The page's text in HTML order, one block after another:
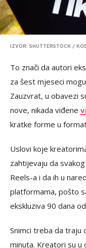
IZVOR: SHUTTERSTOCK /
To znači da autori
za šest mjeseci
Zauzvrat, u obavezi
nove, nikada viđene
kratke forme u
Uslovi koje
zahtijevaju da
Reels-a i da ih u
platformama, pošto
ekskluziva 90 dana
Snimci treba da traju
minuta. Kreatori su